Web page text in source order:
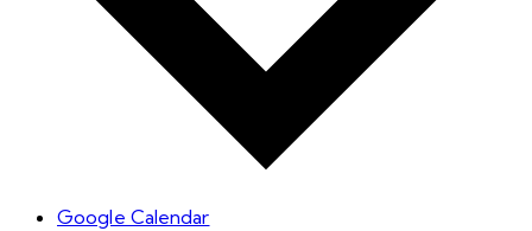
Google Calendar